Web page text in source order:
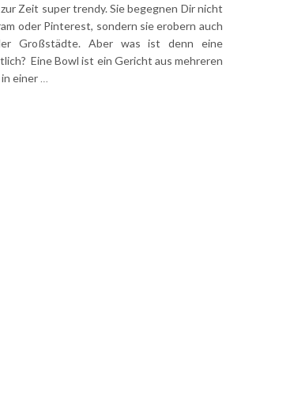
Zeit super trendy. Sie begegnen Dir nicht
oder Pinterest, sondern sie erobern auch
Großstädte. Aber was ist denn eine
Eine Bowl ist ein Gericht aus mehreren
einer …